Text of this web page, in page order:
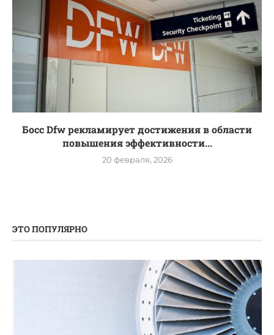
Босс Dfw рекламирует достижения в области
повышения эффективности...
20 февраля, 2026
ЭТО ПОПУЛЯРНО